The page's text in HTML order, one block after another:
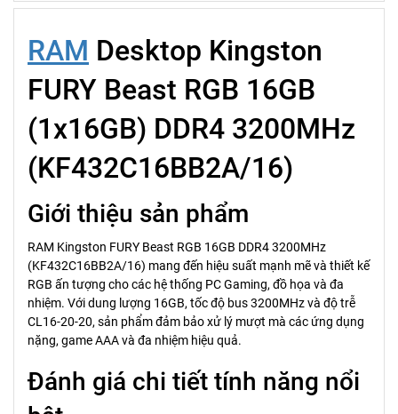
RAM Desktop Kingston
FURY Beast RGB 16GB
(1x16GB) DDR4 3200MHz
(KF432C16BB2A/16)
Giới thiệu sản phẩm
RAM Kingston FURY Beast RGB 16GB DDR4 3200MHz
(KF432C16BB2A/16) mang đến hiệu suất mạnh mẽ và thiết kế
RGB ấn tượng cho các hệ thống PC Gaming, đồ họa và đa
nhiệm. Với dung lượng 16GB, tốc độ bus 3200MHz và độ trễ
CL16-20-20, sản phẩm đảm bảo xử lý mượt mà các ứng dụng
nặng, game AAA và đa nhiệm hiệu quả.
Đánh giá chi tiết tính năng nổi